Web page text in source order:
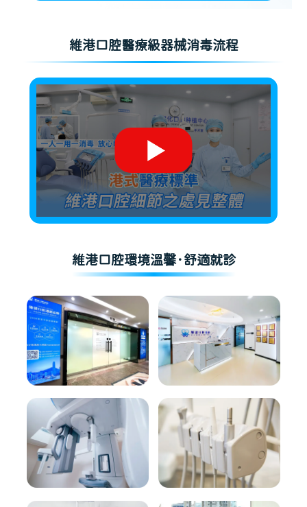
維港口腔醫療級器械消毒流程
維港口腔環境溫馨·舒適就診